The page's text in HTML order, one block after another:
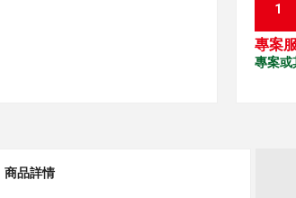
專案
專案
商品詳情